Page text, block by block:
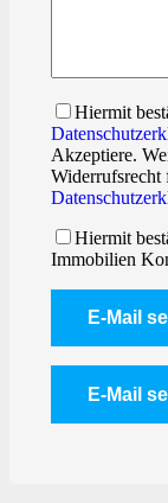
Hiermit
Akzeptiere.
Widerrufsrecht
Hiermit
Immobilien